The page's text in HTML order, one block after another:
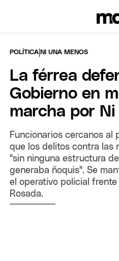
POLÍTICA |NI UNA MENOS
La férrea
Gobierno en
marcha por
Funcionarios cercanos al
que los delitos contra las
"sin ninguna estructura
generaba ñoquis". Se
el operativo policial frente
Rosada.